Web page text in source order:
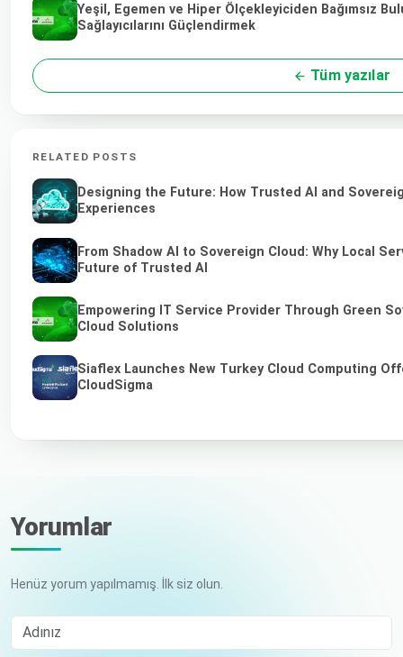
Yeşil, Egemen ve Hiper Ölçekleyiciden Bağımsız
Sağlayıcılarını Güçlendirmek
Tüm yazılar
RELATED POSTS
Designing the Future: How Trusted AI and
Experiences
From Shadow AI to Sovereign Cloud: Why Local
Future of Trusted AI
Empowering IT Service Provider Through Green
Cloud Solutions
Siaflex Launches New Turkey Cloud Computing
CloudSigma
Yorumlar
Henüz yorum yapılmamış. İlk siz olun.
Adınız